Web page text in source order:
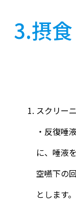
3.摂
スクリー
・反復唾
に、唾液
空嚥下の
とします。